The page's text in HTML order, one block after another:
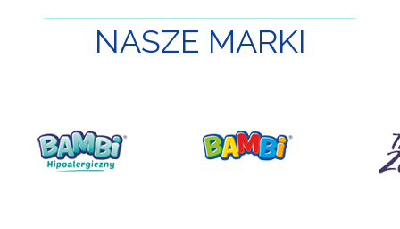
NASZE MARKI